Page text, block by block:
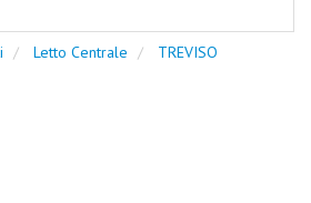
Letto Centrale
TREVISO